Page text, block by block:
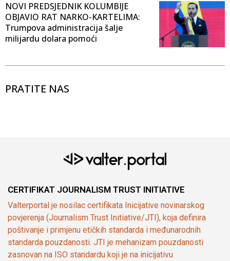
NOVI PREDSJEDNIK KOLUMBIJE
OBJAVIO RAT NARKO-KARTELIMA:
Trumpova administracija šalje
milijardu dolara pomoći
PRATITE NAS
CERTIFIKAT JOURNALISM TRUST INITIATIVE
Valterportal je nosilac certifikata Inicijative novinarskog
povjerenja (Journalism Trust Initiative/JTI), koja definira
poštivanje i primjenu etičkih standarda i međunarodnih
standarda pouzdanosti. JTI je mehanizam pouzdanosti
zasnovan na ISO standardu koji je na inicijativu